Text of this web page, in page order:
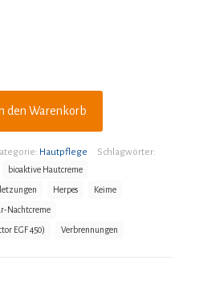
den Warenkorb
Hautpflege Schlagwörter:
bioaktive Hautcreme
Herpes Keime
Nachtcreme
EGF 450) Verbrennungen